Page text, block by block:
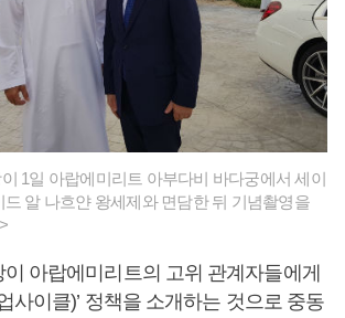
1일 아랍에미리트 아부다비 바다궁에서 세이
드 알 나흐얀 왕세제와 면담한 뒤 기념촬영을
아랍에미리트의 고위 관계자들에게
사이클)’ 정책을 소개하는 것으로 중동